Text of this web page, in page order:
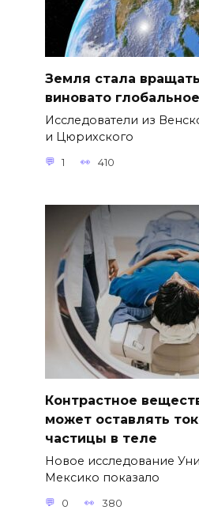
Земля стала
виновато
Исследователи из
и Цюрихского
1 410
Контрастное
может оставлять
частицы в теле
Новое исследование
Мексико показало
0 380